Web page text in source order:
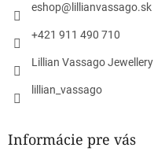
eshop@ lillianvassago.sk
+421 911 490 710
Lillian Vassago Jewellery
lillian_vassago
Informácie pre vás